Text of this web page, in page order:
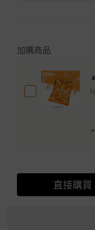
加購商品
*
直接購買